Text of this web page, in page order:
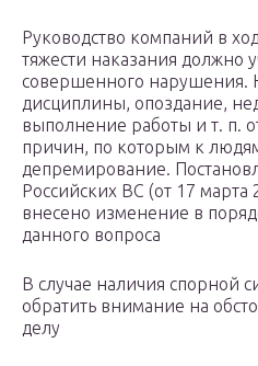
Руководство компаний в
тяжести наказания должно
совершенного нарушения.
дисциплины, опоздание,
выполнение работы и т. п.
причин, по которым к
депремирование.
Российских ВС (от 17
внесено изменение в
данного вопроса
В случае наличия спорной
обратить внимание на
делу